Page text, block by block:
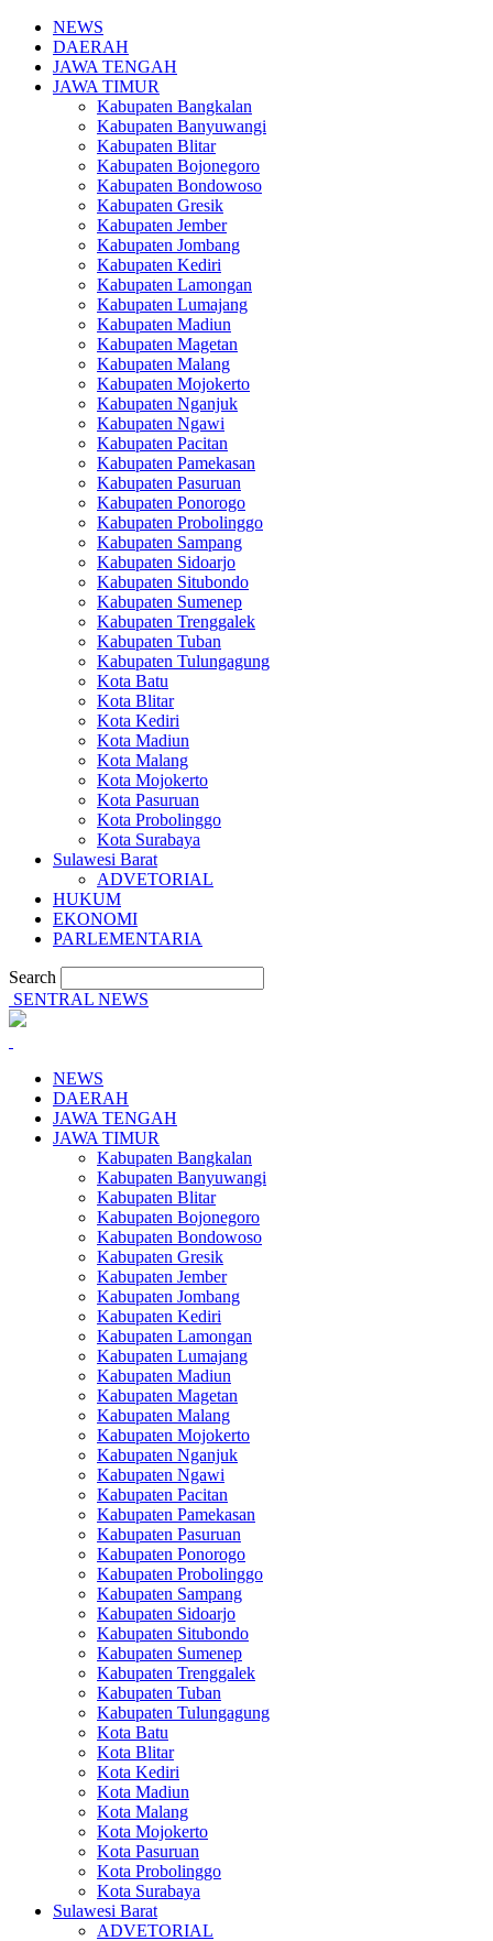
NEWS
DAERAH
JAWA TENGAH
JAWA TIMUR
Kabupaten Bangkalan
Kabupaten Banyuwangi
Kabupaten Blitar
Kabupaten Bojonegoro
Kabupaten Bondowoso
Kabupaten Gresik
Kabupaten Jember
Kabupaten Jombang
Kabupaten Kediri
Kabupaten Lamongan
Kabupaten Lumajang
Kabupaten Madiun
Kabupaten Magetan
Kabupaten Malang
Kabupaten Mojokerto
Kabupaten Nganjuk
Kabupaten Ngawi
Kabupaten Pacitan
Kabupaten Pamekasan
Kabupaten Pasuruan
Kabupaten Ponorogo
Kabupaten Probolinggo
Kabupaten Sampang
Kabupaten Sidoarjo
Kabupaten Situbondo
Kabupaten Sumenep
Kabupaten Trenggalek
Kabupaten Tuban
Kabupaten Tulungagung
Kota Batu
Kota Blitar
Kota Kediri
Kota Madiun
Kota Malang
Kota Mojokerto
Kota Pasuruan
Kota Probolinggo
Kota Surabaya
Sulawesi Barat
ADVETORIAL
HUKUM
EKONOMI
PARLEMENTARIA
Search
SENTRAL NEWS
NEWS
DAERAH
JAWA TENGAH
JAWA TIMUR
Kabupaten Bangkalan
Kabupaten Banyuwangi
Kabupaten Blitar
Kabupaten Bojonegoro
Kabupaten Bondowoso
Kabupaten Gresik
Kabupaten Jember
Kabupaten Jombang
Kabupaten Kediri
Kabupaten Lamongan
Kabupaten Lumajang
Kabupaten Madiun
Kabupaten Magetan
Kabupaten Malang
Kabupaten Mojokerto
Kabupaten Nganjuk
Kabupaten Ngawi
Kabupaten Pacitan
Kabupaten Pamekasan
Kabupaten Pasuruan
Kabupaten Ponorogo
Kabupaten Probolinggo
Kabupaten Sampang
Kabupaten Sidoarjo
Kabupaten Situbondo
Kabupaten Sumenep
Kabupaten Trenggalek
Kabupaten Tuban
Kabupaten Tulungagung
Kota Batu
Kota Blitar
Kota Kediri
Kota Madiun
Kota Malang
Kota Mojokerto
Kota Pasuruan
Kota Probolinggo
Kota Surabaya
Sulawesi Barat
ADVETORIAL